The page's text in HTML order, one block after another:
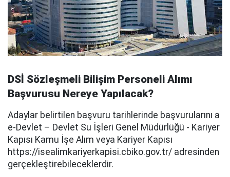
DSİ Sözleşmeli Bilişim Personeli Alımı
Başvurusu Nereye Yapılacak?
Adaylar belirtilen başvuru tarihlerinde başvurularını a
e-Devlet – Devlet Su İşleri Genel Müdürlüğü - Kariyer
Kapısı Kamu İşe Alım veya Kariyer Kapısı
https://isealimkariyerkapisi.cbiko.gov.tr/ adresinden
gerçekleştirebileceklerdir.